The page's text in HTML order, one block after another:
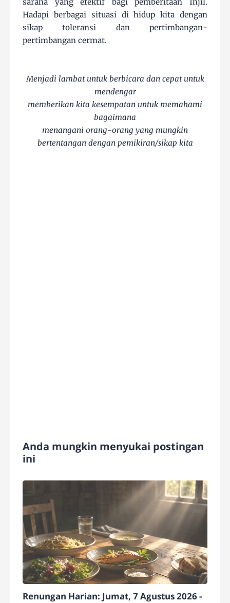
sarana yang efektif bagi pemberitaan Injil.
Hadapi berbagai situasi di hidup kita dengan
sikap toleransi dan pertimbangan-
pertimbangan cermat.
Menjadi lambat untuk berbicara dan cepat untuk
mendengar
memberikan kita kesempatan untuk memahami
bagaimana
menangani orang-orang yang mungkin
bertentangan dengan pemikiran/sikap kita
Anda mungkin menyukai postingan
ini
Renungan Harian: Jumat, 7 Agustus 2026 -